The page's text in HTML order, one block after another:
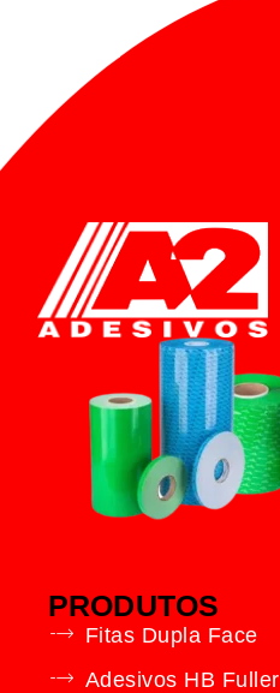
PRODUTOS
Fitas Dupla Face
Adesivos HB Fuller